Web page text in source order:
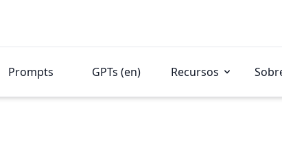
Prompts GPTs (en) Recursos